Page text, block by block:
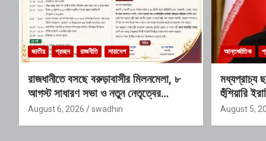
জাতীয় প্রচ্ছদ রাজনীতি সারাদেশ
রাজধানীতে বসছে বরুড়াবাসীর মিলনমেলা, ৮
আগস্ট সাধারণ সভা ও নতুন নেতৃত্বের
অভিষেক
August 6, 2026 swadhin
আন্তর্জাতিক
মধ্যপ্রাচ্য
হুঁশিয়ারি
August 5,